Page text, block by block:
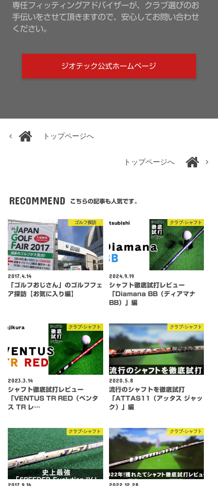
専任フィッティングアドバイザーが、クラブ選びのお
手伝いをさせて頂きますので、安心してお問い合わせ
ください。
ジオテック公式ホームページ
トップページへ
トップページへ
RECOMMEND こちらの記事も人気です。
ゴルフ探訪
2017.4.14
「ゴルフおじさん」のゴルフフェ
ア探訪【お気に入り編】
クラブ-シャフト
2024.9.19
シャフト徹底試打レビュー
「Diamana BB（ディアマナ
BB）」編
クラブ-シャフト
2023.3.14
シャフト徹底試打レビュー
「VENTUS TR RED（ベンタ
ス TR レ…
クラブ-シャフト
2020.5.8
流行のシャフトを徹底試打
「ATTAS11（アッタス ジャッ
ク）」編
クラブ-シャフト
2017.9.16
クラブ-シャフト
2022.12.28